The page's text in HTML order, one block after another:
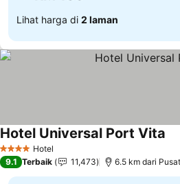
Lihat harga di 2 laman
4 BintangHotel
Hotel Universal Port Vita
9.1 Terbaik 11,473 6.5 km dari